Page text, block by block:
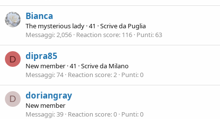
Bianca
The mysterious lady ·41 ·Scrive da Puglia
Messaggi 2,056 Reaction score 116 Punti 63
D dipra85
New member ·41 ·Scrive da Milano
Messaggi 74 Reaction score 2 Punti 0
D doriangray
New member
Messaggi 39 Reaction score 0 Punti 0